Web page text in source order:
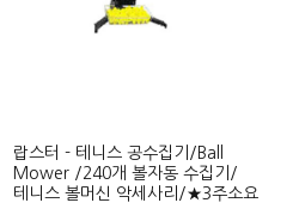
랍스터 - 테니스 공수집기/Ball
Mower /240개 볼자동 수집기/
테니스 볼머신 악세사리/★3주소요